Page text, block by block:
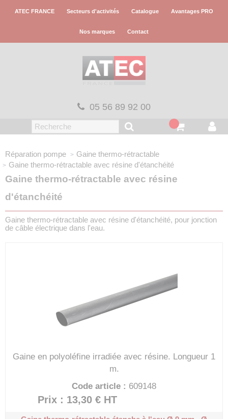
ATEC FRANCE Secteurs d'activités Catalogue Avantages PRO
Nos marques Contact
05 56 89 92 00
Réparation pompe
Gaine thermo-rétractable
Gaine thermo-rétractable avec résine d'étanchéité
Gaine thermo-rétractable avec résine
d'étanchéité
Gaine thermo-rétractable avec résine d'étanchéité, pour jonction
de câble électrique dans l'eau.
Gaine en polyoléfine irradiée avec résine. Longueur 1
m.
Code article : 609148
Prix : 13,30 € HT